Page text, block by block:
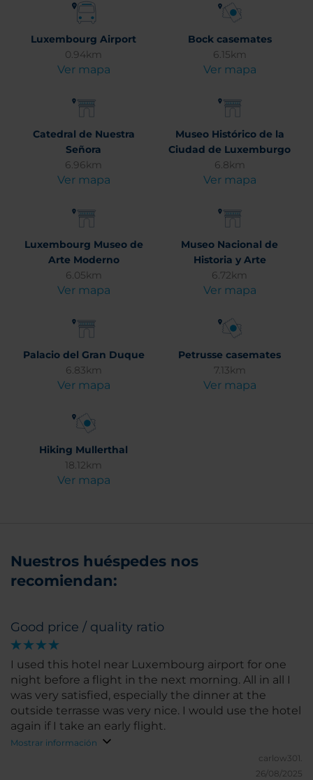
Luxembourg Airport
0.94km
Ver mapa
Bock casemates
6.15km
Ver mapa
Catedral de Nuestra
Señora
6.96km
Ver mapa
Museo Histórico de la
Ciudad de Luxemburgo
6.8km
Ver mapa
Luxembourg Museo de
Arte Moderno
6.05km
Ver mapa
Museo Nacional de
Historia y Arte
6.72km
Ver mapa
Palacio del Gran Duque
6.83km
Ver mapa
Petrusse casemates
7.13km
Ver mapa
Hiking Mullerthal
18.12km
Ver mapa
Nuestros huéspedes nos
recomiendan:
Good price / quality ratio
I used this hotel near Luxembourg airport for one
night before a flight in the next morning. All in all I
was very satisfied, especially the dinner at the
outside terrasse was very nice. I would use the hotel
again if I take an early flight.
Mostrar información
carlow301.
26/08/2025